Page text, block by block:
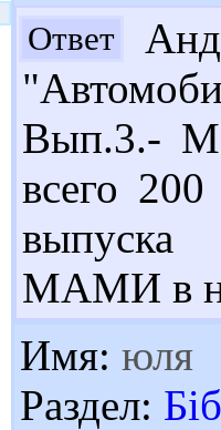
Ответ
Вып.3.-
всего
выпуска
МАМИ в
Имя: юля
Раздел: